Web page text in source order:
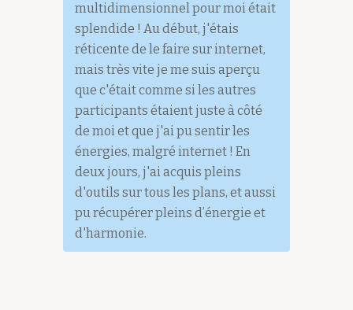
multidimensionnel pour moi était
splendide ! Au début, j'étais
réticente de le faire sur internet,
mais très vite je me suis aperçu
que c'était comme si les autres
participants étaient juste à côté
de moi et que j'ai pu sentir les
énergies, malgré internet ! En
deux jours, j'ai acquis pleins
d'outils sur tous les plans, et aussi
pu récupérer pleins d’énergie et
d'harmonie.